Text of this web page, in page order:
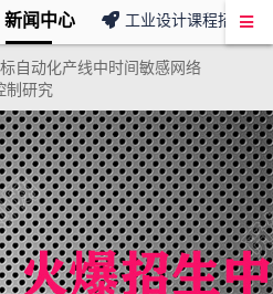
新闻中心 工业设计课程招募
自动化产线中时间敏感网络
制研究